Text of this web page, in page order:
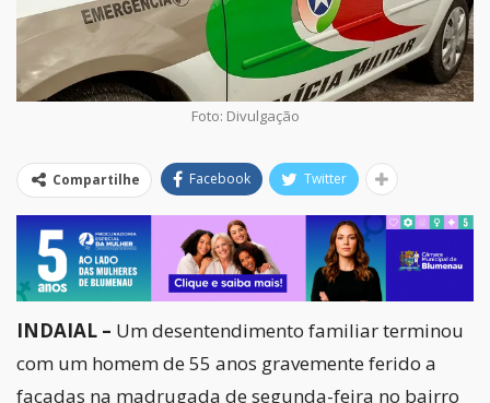
Foto: Divulgação
Compartilhe Facebook Twitter
INDAIAL – Um desentendimento familiar terminou
com um homem de 55 anos gravemente ferido a
facadas na madrugada de segunda-feira no bairro